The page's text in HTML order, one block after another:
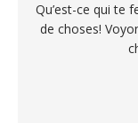
Qu’est-ce qui te
de choses!